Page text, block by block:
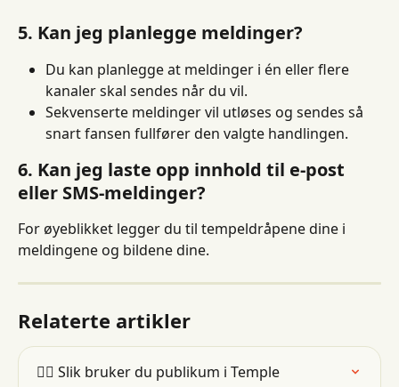
5. Kan jeg planlegge meldinger?
Du kan planlegge at meldinger i én eller flere
kanaler skal sendes når du vil.
Sekvenserte meldinger vil utløses og sendes så
snart fansen fullfører den valgte handlingen.
6. Kan jeg laste opp innhold til e-post
eller SMS-meldinger?
For øyeblikket legger du til tempeldråpene dine i
meldingene og bildene dine.
Relaterte artikler
👯‍♂️ Slik bruker du publikum i Temple